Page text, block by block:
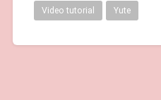
Video tutorial Yute